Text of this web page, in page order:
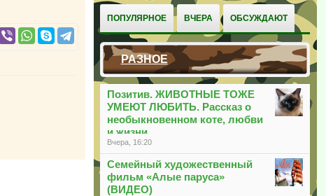
ПОПУЛЯРНОЕ ВЧЕРА ОБСУЖДАЮТ
РАЗНОЕ
Позитив. ЖИВОТНЫЕ ТОЖЕ
УМЕЮТ ЛЮБИТЬ. Рассказ о
необыкновенном коте, любви
и жизни
Вчера, 16:20
Семейный художественный
фильм «Алые паруса»
(ВИДЕО)